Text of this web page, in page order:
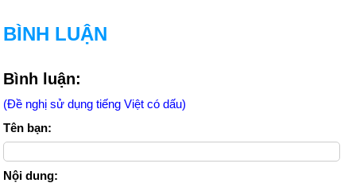
BÌNH LUẬN
Bình luận:
(Đề nghị sử dụng tiếng Việt có dấu)
Tên bạn:
Nội dung: